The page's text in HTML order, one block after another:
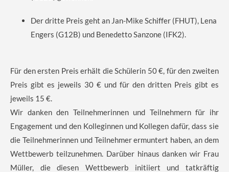
Der dritte Preis geht an Jan-Mike Schiffer (FHUT), Lena
Engers (G12B) und Benedetto Sanzone (IFK2).
Für den ersten Preis erhält die Schülerin 50 €, für den zweiten
Preis gibt es jeweils 30 € und für den dritten Preis gibt es
jeweils 15 €.
Wir danken den Teilnehmerinnen und Teilnehmern für ihr
Engagement und den Kolleginnen und Kollegen dafür, dass sie
die Teilnehmerinnen und Teilnehmer ermuntert haben, an dem
Wettbewerb teilzunehmen. Darüber hinaus danken wir Frau
Müller, die diesen Wettbewerb initiiert und tatkräftig